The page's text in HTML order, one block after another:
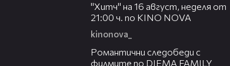
"Хитч" на 16 август, неделя от
21:00 ч. по KINO NOVA
kinonova_
Романтични следобеди с
филмите по DIEMA FAMILY